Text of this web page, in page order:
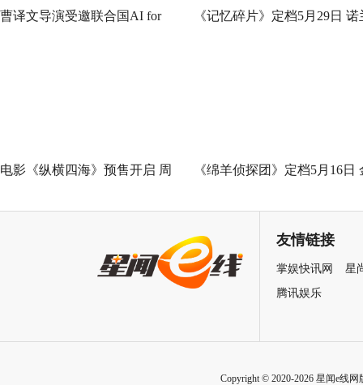
曹译文导演受邀联合国AI for 《记忆碎片》定档5月29日 诺
电影《纵横四海》预售开启 周 《绵羊侦探团》定档5月16日
友情链接
掌娱快讯网
星
腾讯娱乐
Copyright © 2020-2026 星闻e线